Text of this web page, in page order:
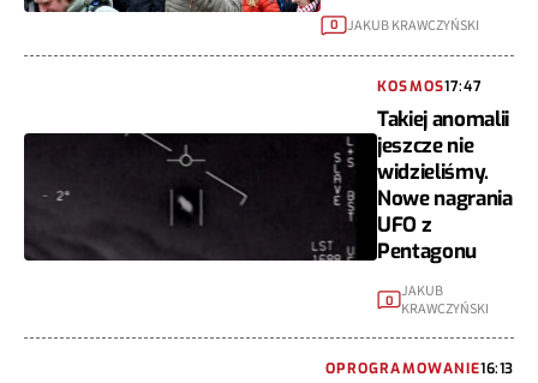
0 JAKUB KRAWCZYŃSKI
KOSMOS17:47
Takiej anomalii
jeszcze nie
widzieliśmy.
Nowe nagrania
UFO z
Pentagonu
0 JAKUB
KRAWCZYŃSKI
OPROGRAMOWANIE16:13